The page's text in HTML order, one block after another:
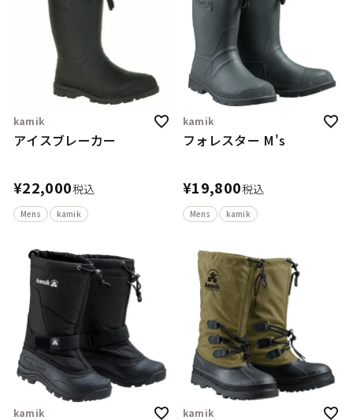
kamik
アイスブレーカー
¥22,000税込
Mens kamik
kamik
フォレスター M's
¥19,800税込
Mens kamik
kamik kamik